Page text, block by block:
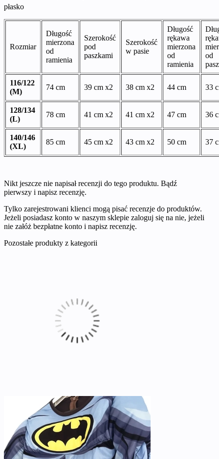
płasko
Rozmiar
Długość
mierzona
od
ramienia
Szerokość
pod
paszkami
Szerokość
w pasie
Długość
rękawa
mierzona
od
ramienia
od
116/122
(M)
74 cm 39 cm x2 38 cm x2 44 cm 33
128/134
(L)
78 cm 41 cm x2 41 cm x2 47 cm 36
140/146
(XL)
85 cm 45 cm x2 43 cm x2 50 cm 37
Nikt jeszcze nie napisał recenzji do tego produktu. Bądź
pierwszy i napisz recenzję.
Tylko zarejestrowani klienci mogą pisać recenzje do produktów.
Jeżeli posiadasz konto w naszym sklepie zaloguj się na nie, jeżeli
nie załóż bezpłatne konto i napisz recenzję.
Pozostałe produkty z kategorii